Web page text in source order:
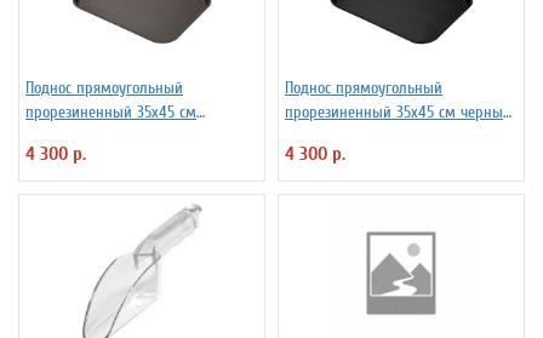
Поднос прямоугольный
прорезиненный 35х45 см
4 300 р.
Поднос прямоугольный
прорезиненный 35х45 см черный
4 300 р.